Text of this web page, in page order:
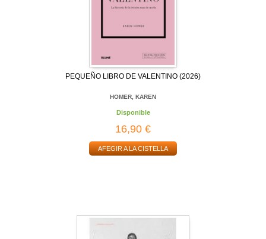
PEQUEÑO LIBRO DE VALENTINO (2026)
HOMER, KAREN
Disponible
16,90 €
AFEGIR A LA CISTELLA